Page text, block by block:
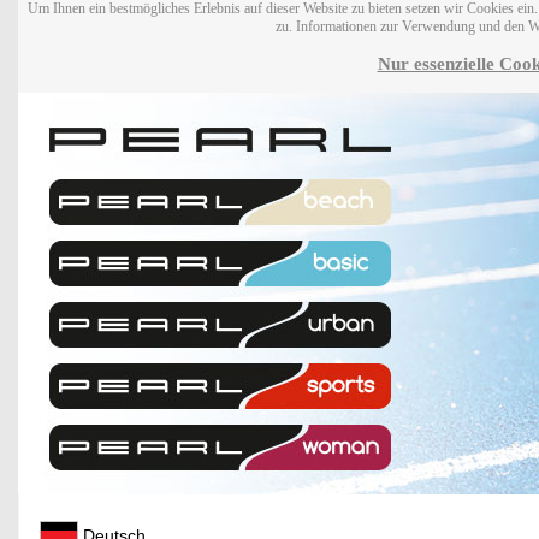
Um Ihnen ein bestmögliches Erlebnis auf dieser Website zu bieten setzen wir Cookies
zu. Informationen zur Verwendung und den
Nur essenzielle